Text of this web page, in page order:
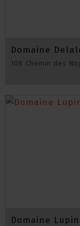
Domaine
108 Chemin des
Domaine